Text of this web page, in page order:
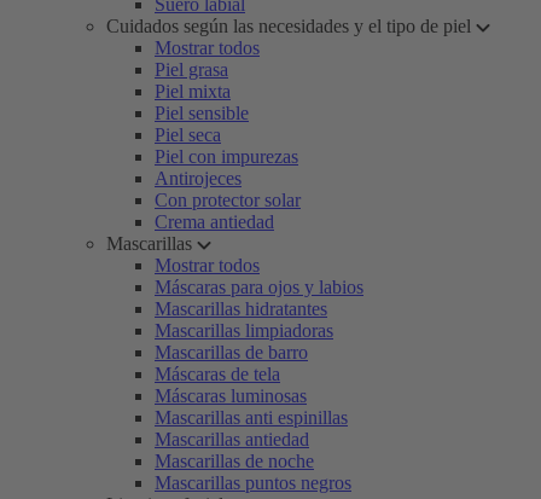
Suero labial
Cuidados según las necesidades y el tipo de piel
Mostrar todos
Piel grasa
Piel mixta
Piel sensible
Piel seca
Piel con impurezas
Antirojeces
Con protector solar
Crema antiedad
Mascarillas
Mostrar todos
Máscaras para ojos y labios
Mascarillas hidratantes
Mascarillas limpiadoras
Mascarillas de barro
Máscaras de tela
Máscaras luminosas
Mascarillas anti espinillas
Mascarillas antiedad
Mascarillas de noche
Mascarillas puntos negros